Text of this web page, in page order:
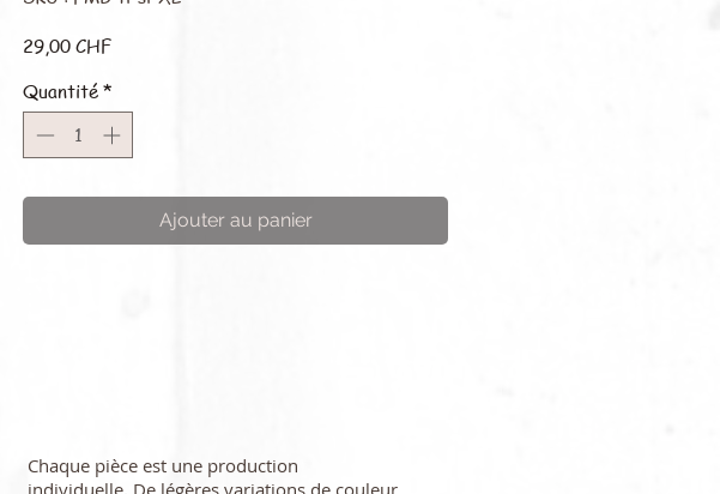
29,00 CHFPrix
Quantité *
Ajouter au panier
Chaque pièce est une production
individuelle. De légères variations de couleur